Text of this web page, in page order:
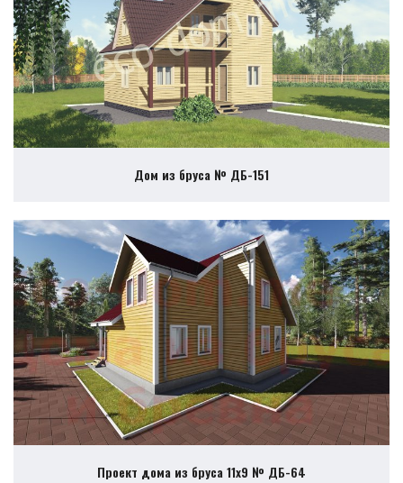
Дом из бруса № ДБ-151
Проект дома из бруса 11х9 № ДБ-64